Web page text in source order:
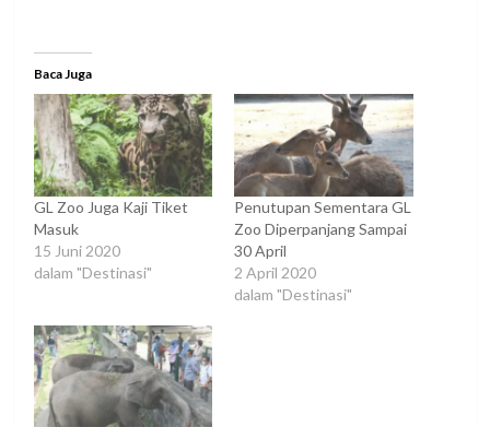
Baca Juga
GL Zoo Juga Kaji Tiket
Masuk
15 Juni 2020
dalam "Destinasi"
Penutupan Sementara GL
Zoo Diperpanjang Sampai
30 April
2 April 2020
dalam "Destinasi"